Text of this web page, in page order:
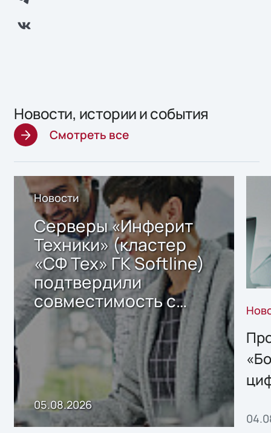
Новости, истории и события
Смотреть все
Новости
Серверы «Инферит
Техники» (кластер
«СФ Тех» ГК Softline)
подтвердили
совместимость с
решением Sharx
Storage 2.x для
хранения данных
05.08.2026